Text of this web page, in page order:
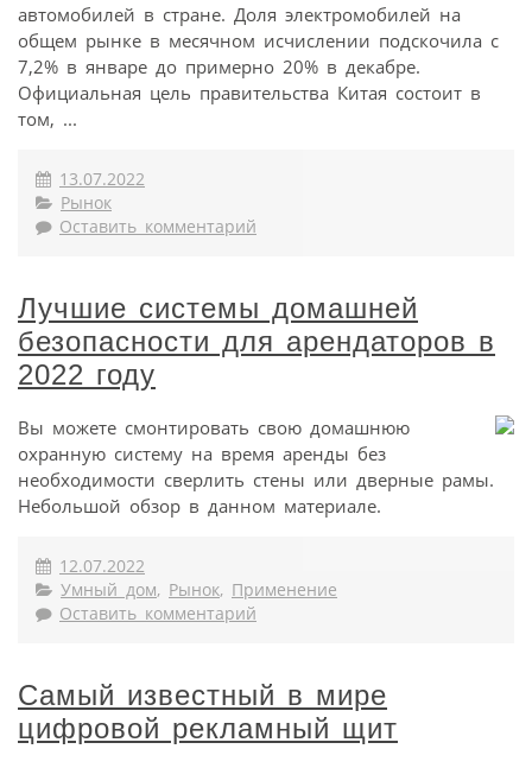
автомобилей в стране. Доля электромобилей на
общем рынке в месячном исчислении подскочила с
7,2% в январе до примерно 20% в декабре.
Официальная цель правительства Китая состоит в
том, ...
13.07.2022
Рынок
Оставить комментарий
Лучшие системы домашней
безопасности для арендаторов в
2022 году
Вы можете смонтировать свою домашнюю
охранную систему на время аренды без
необходимости сверлить стены или дверные рамы.
Небольшой обзор в данном материале.
12.07.2022
Умный дом, Рынок, Применение
Оставить комментарий
Самый известный в мире
цифровой рекламный щит